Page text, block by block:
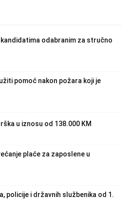
odabranim za stručno
pomoć nakon požara koji je
u iznosu od 138.000 KM
plaće za zaposlene u
policije i državnih službenika od 1.